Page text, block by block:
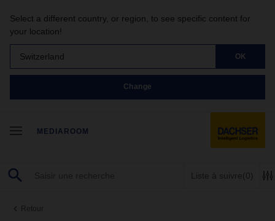
Select a different country, or region, to see specific content for
your location!
Switzerland OK
Change
MEDIAROOM
Liste à suivre(0)
Retour